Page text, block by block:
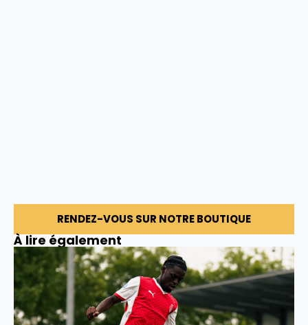
RENDEZ-VOUS SUR NOTRE BOUTIQUE
À lire également